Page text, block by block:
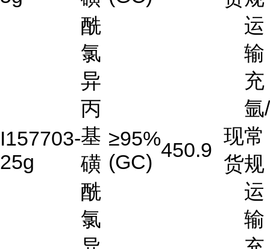
酰
氯
运
输
I157703-
25g
异
丙
基
磺
酰
氯
≥95%
(GC)
450.9
现
货
充
氩/
常
规
运
输